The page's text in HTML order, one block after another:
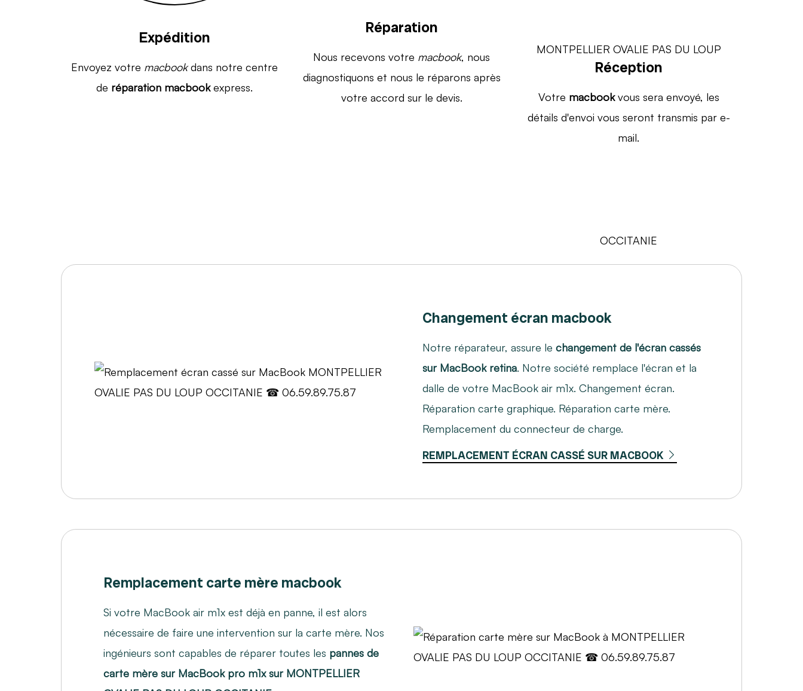
Expédition
Envoyez votre macbookdans notre centre
de réparation macbookexpress.
Réparation
Nous recevons votre macbook, nous
diagnostiquons et nous le réparons après
votre accord sur le devis.
Réception
Votre macbookvous sera envoyé, les
détails d'envoi vous seront transmis par e-
mail.
Changement écran macbook
Notre réparateur, assure le changement de l'écran cassés
sur MacBook retina. Notre société remplace l'écran et la
dalle de votre MacBook air m1x. Changement écran.
Réparation carte graphique. Réparation carte mère.
Remplacement du connecteur de charge.
REMPLACEMENT ÉCRAN CASSÉ SUR MACBOOK
Remplacement carte mère macbook
Si votre MacBook air m1x est déjà en panne, il est alors
nécessaire de faire une intervention sur la carte mère. Nos
ingénieurs sont capables de réparer toutes les pannes de
carte mère sur MacBook pro m1x sur MONTPELLIER